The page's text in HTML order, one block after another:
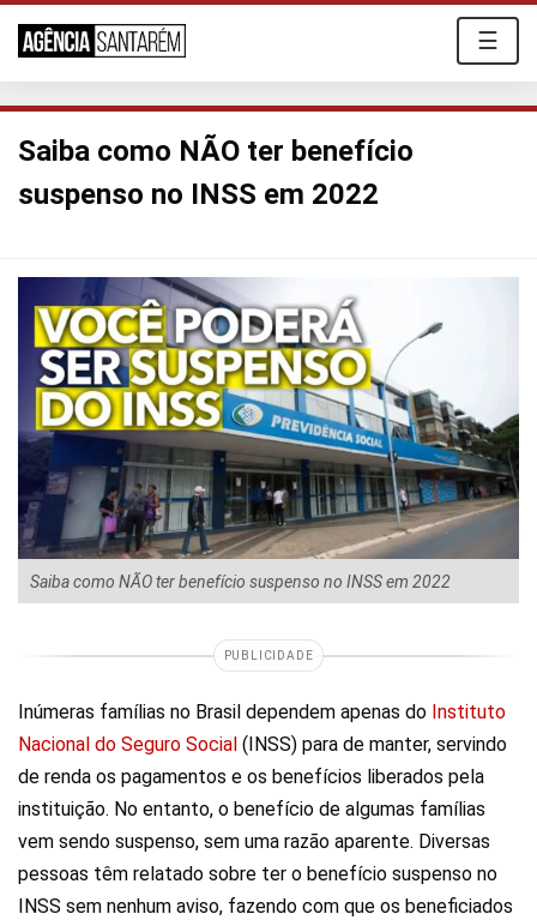
☰
Saiba como NÃO ter benefício
suspenso no INSS em 2022
Saiba como NÃO ter benefício suspenso no INSS em 2022
PUBLICIDADE
Inúmeras famílias no Brasil dependem apenas do Instituto
Nacional do Seguro Social (INSS) para de manter, servindo
de renda os pagamentos e os benefícios liberados pela
instituição. No entanto, o benefício de algumas famílias
vem sendo suspenso, sem uma razão aparente. Diversas
pessoas têm relatado sobre ter o benefício suspenso no
INSS sem nenhum aviso, fazendo com que os beneficiados